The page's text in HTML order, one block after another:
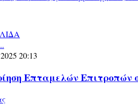
20:13
Επταμελών Επιτροπών